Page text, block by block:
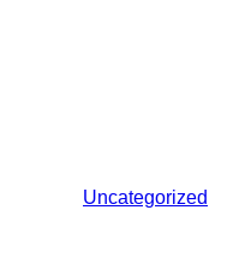
Uncategorized